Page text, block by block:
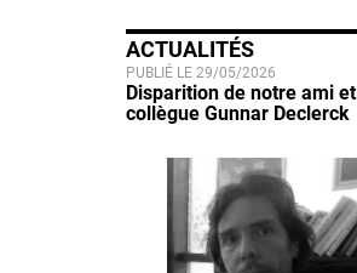
ACTUALITÉS
PUBLIÉ LE 29/05/2026
Disparition de notre ami et
collègue Gunnar Declerck